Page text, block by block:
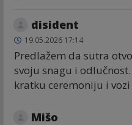
disident
19.05.2026 17:14
Predlažem da sutra
svoju snagu i
kratku ceremoniju i
Mišo